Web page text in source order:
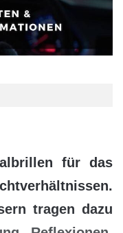
für das
tragen dazu